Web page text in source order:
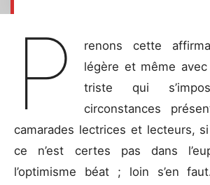
P
renons cette
légère et même avec
triste qui
circonstances
camarades lectrices et lecteurs,
ce n’est certes pas dans
l’optimisme béat ; loin s’en